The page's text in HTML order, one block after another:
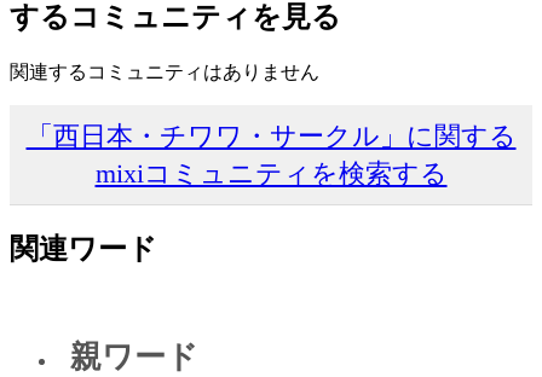
するコミュニティを見る
関連するコミュニティはありません
「西日本・チワワ・サークル」に関する
mixiコミュニティを検索する
関連ワード
親ワード